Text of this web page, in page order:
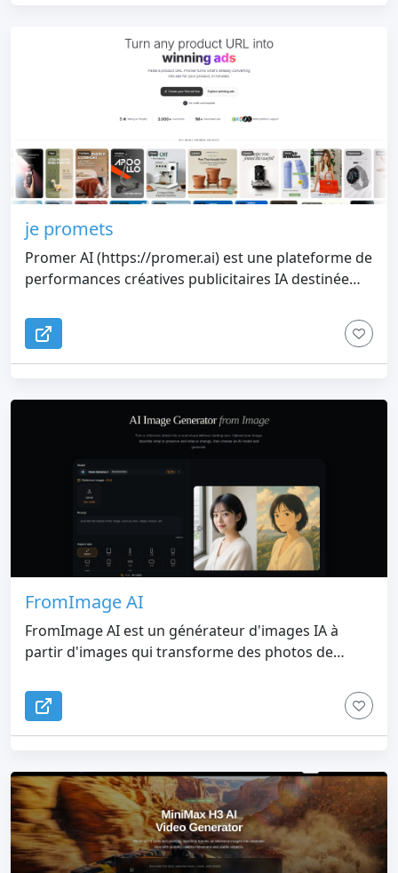
je promets
Promer AI (https://promer.ai) est une plateforme de
performances créatives publicitaires IA destinée
transforme une URL de produit ou une image de
produit en créations publicitaires structurées et
prêtes pour la plate-forme en lisant d'abord le
publicitaires à partir de ce contexte avant qu'un
visuel ne soit généré. Utilisé par plus de 3 000
marchands, plus de 1 million d'annonces générées,
5,0 étoiles sur Shopify. Créez votre première
annonce gratuitement – ​​aucune carte de crédit
FromImage AI
FromImage AI est un générateur d'images IA à
partir d'images qui transforme des photos de
langage naturel et d'un choix de modèles d'images
de premier plan.